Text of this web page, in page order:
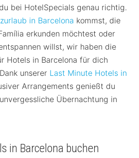
bei HotelSpecials genau richtig.
in Barcelona kommst, die
erkunden möchtest oder
willst, wir haben die
Hotels in Barcelona für dich
unserer Last Minute Hotels in
Arrangements genießt du
Übernachtung in
in Barcelona buchen